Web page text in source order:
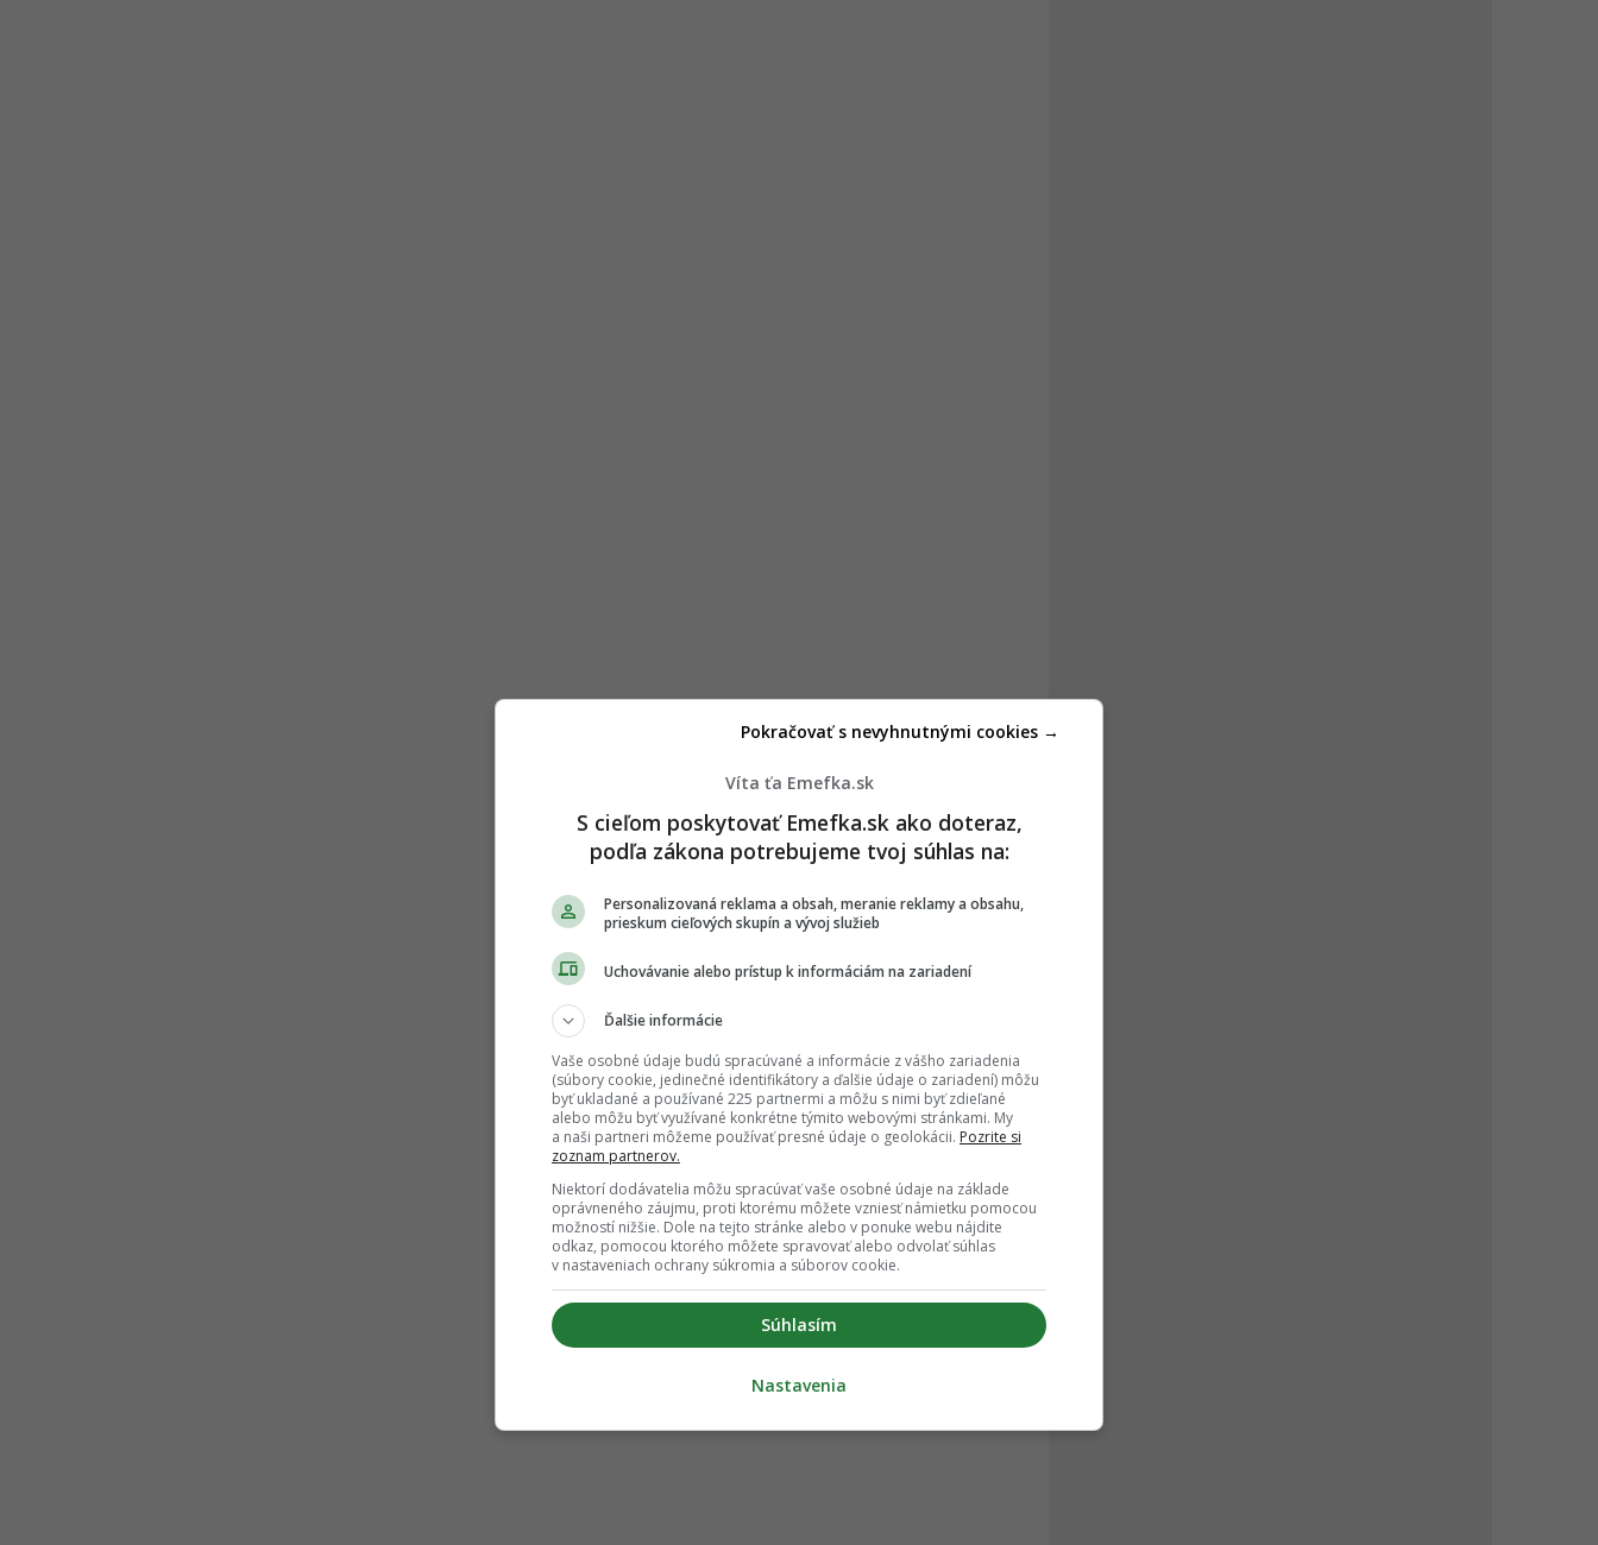
Víta ťa Emefka.sk
S cieľom poskytovať Emefka.sk ako doteraz,
podľa zákona potrebujeme tvoj súhlas na:
Personalizovaná reklama a obsah, meranie reklamy a obsahu,
prieskum cieľových skupín a vývoj služieb
Uchovávanie alebo prístup k informáciám na zariadení
Ďalšie informácie
Vaše osobné údaje budú spracúvané a informácie z vášho zariadenia
(súbory cookie, jedinečné identifikátory a ďalšie údaje o zariadení) môžu
byť ukladané a používané 225 partnermi a môžu s nimi byť zdieľané
alebo môžu byť využívané konkrétne týmito webovými stránkami. My
a naši partneri môžeme používať presné údaje o geolokácii. Pozrite si
zoznam partnerov.
Niektorí dodávatelia môžu spracúvať vaše osobné údaje na základe
oprávneného záujmu, proti ktorému môžete vzniesť námietku pomocou
možností nižšie. Dole na tejto stránke alebo v ponuke webu nájdite
odkaz, pomocou ktorého môžete spravovať alebo odvolať súhlas
v nastaveniach ochrany súkromia a súborov cookie.
Súhlasím
Pokračovať s nevyhnutnými cookies →
Nastavenia